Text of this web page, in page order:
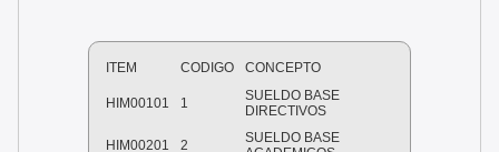
ITEM CODIGO CONCEPTO
HIM00101 1
SUELDO BASE
DIRECTIVOS
HIM00201 2
SUELDO BASE